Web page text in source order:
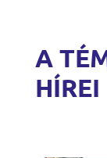
A
HÍREI